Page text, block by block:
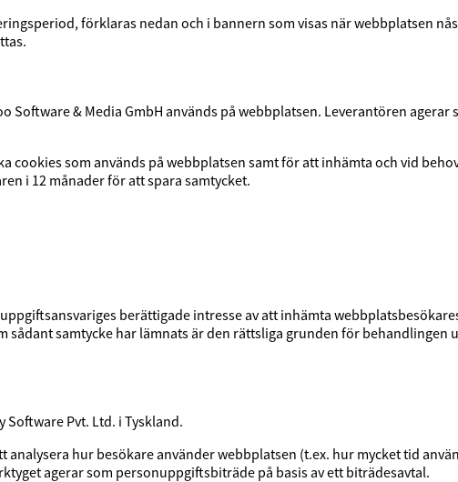
förklaras nedan och i bannern som visas när webbplatsen
Software & Media GmbH används på webbplatsen. Leverantören
cookies som används på webbplatsen samt för att inhämta och vid
i 12 månader för att spara samtycket.
berättigade intresse av att inhämta
sådant samtycke har lämnats är den rättsliga grunden för behandlingen
Pvt. Ltd. i Tyskland.
hur besökare använder webbplatsen (t.ex. hur mycket tid
agerar som personuppgiftsbiträde på basis av ett biträdesavtal.